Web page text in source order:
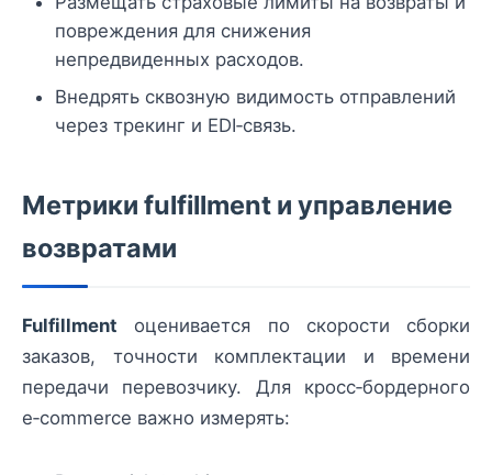
повреждения для снижения
непредвиденных расходов.
Внедрять сквозную видимость отправлений
через трекинг и EDI‑связь.
Метрики fulfillment и управление
возвратами
Fulfillment оценивается по скорости сборки
заказов, точности комплектации и времени
передачи перевозчику. Для кросс‑бордерного
e‑commerce важно измерять: